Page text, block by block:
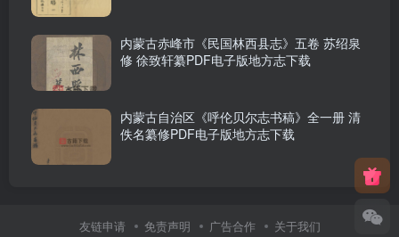
内蒙古赤峰市《民国林西县志》五卷 苏绍泉
修 徐致轩纂PDF电子版地方志下载
内蒙古自治区《呼伦贝尔志书稿》全一册 清
佚名纂修PDF电子版地方志下载
友链申请 免责声明 广告合作 关于我们